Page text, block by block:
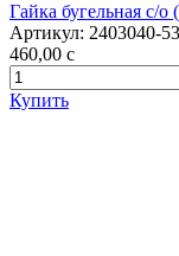
Гайка бугельная с/о
Артикул: 2403040-
460,00 c
Купить